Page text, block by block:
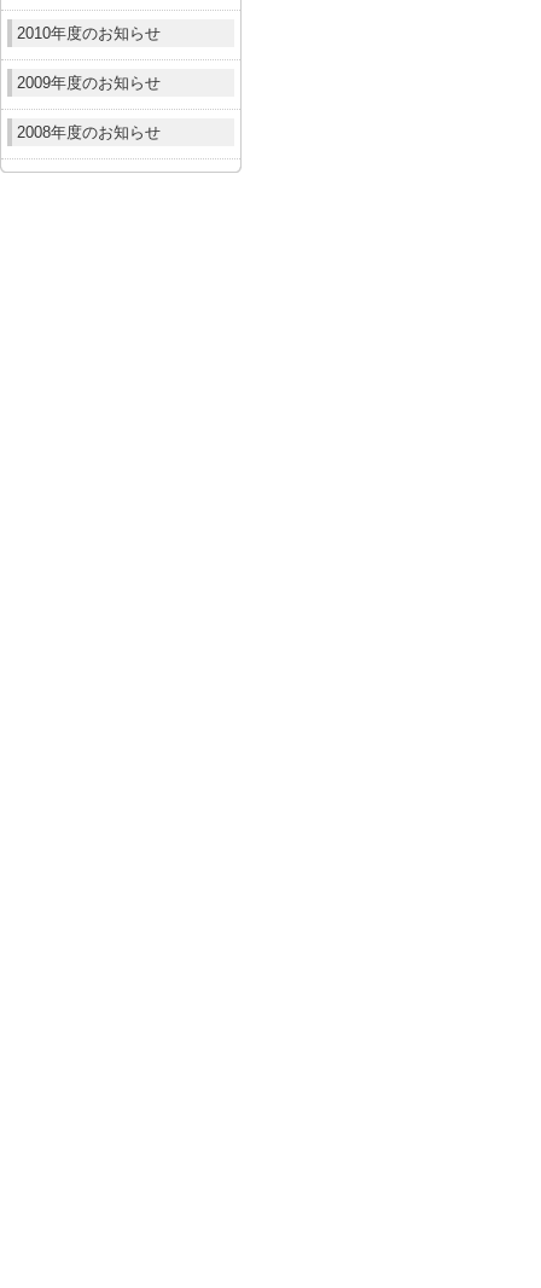
2010年度のお知らせ
2009年度のお知らせ
2008年度のお知らせ